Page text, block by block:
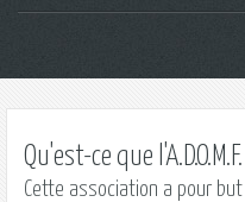
Qu'est-ce que
Cette association a pour